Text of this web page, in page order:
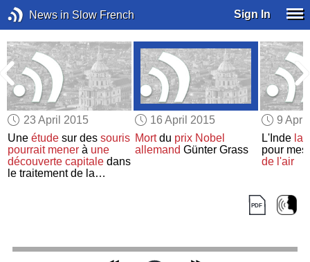
News in Slow French Sign In
23 April 2015
Uneétude sur dessouris
pourrait mener à une
découverte capitale dans
le traitement de la
16 April 2015
Mortdu prix Nobel
allemand Günter Grass
9
L'Inde
pour
de l'air